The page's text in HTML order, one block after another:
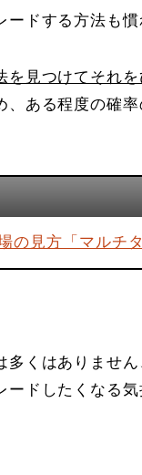
ドする方法も慣
を見つけてそれ
、ある程度の確
の見方「マルチ
多くはありませ
ドしたくなる